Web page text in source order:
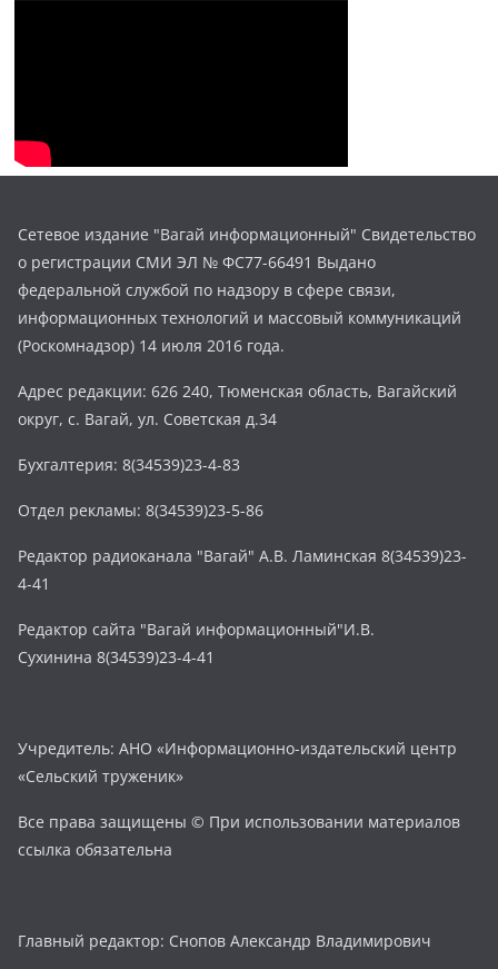
Сетевое издание "Вагай информационный" Свидетельство
о регистрации СМИ ЭЛ № ФС77-66491 Выдано
федеральной службой по надзору в сфере связи,
информационных технологий и массовый коммуникаций
(Роскомнадзор) 14 июля 2016 года.
Адрес редакции: 626 240, Тюменская область, Вагайский
округ, с. Вагай, ул. Советская д.34
Бухгалтерия: 8(34539)23-4-83
Отдел рекламы: 8(34539)23-5-86
Редактор радиоканала "Вагай" А.В. Ламинская 8(34539)23-
4-41
Редактор сайта "Вагай информационный"И.В.
Сухинина 8(34539)23-4-41
Учредитель: АНО «Информационно-издательский центр
«Сельский труженик»
Все права защищены © При использовании материалов
ссылка обязательна
Главный редактор: Снопов Александр Владимирович